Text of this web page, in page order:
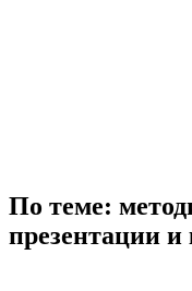
По теме:
презентации